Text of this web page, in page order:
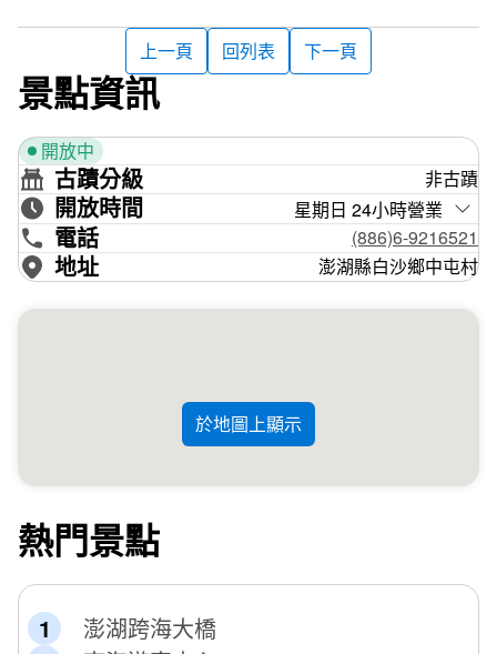
速便可發電，風力發電廠設置的地點必須具有風期長、平均
風速大、風力平穩且不受遮擋等風場條件，加上地理環境適
宜，才能減少投資成本並增加電力。
追星景點
8部巨大的發電機組，是澎湖最醒目耀眼的地標，在許慧欣
「放愛情一個假」、江美琪「親愛的你怎麼不在身邊」、劉
燁「愛無界鎖定今生」以及詹雅雯的「騙人彼多」MV及許
多廣告片中都可以看到它的身影。白色造型的風車，不只是
人氣拍攝景點，也是澎湖浪漫的地標之一。
上一頁 回列表 下一頁
景點資訊
開放中
古蹟分級 非古蹟
開放時間 星期日 24小時營業
電話 (886)6-9216521
地址 澎湖縣白沙鄉中屯村
於地圖上顯示
熱門景點
澎湖跨海大橋